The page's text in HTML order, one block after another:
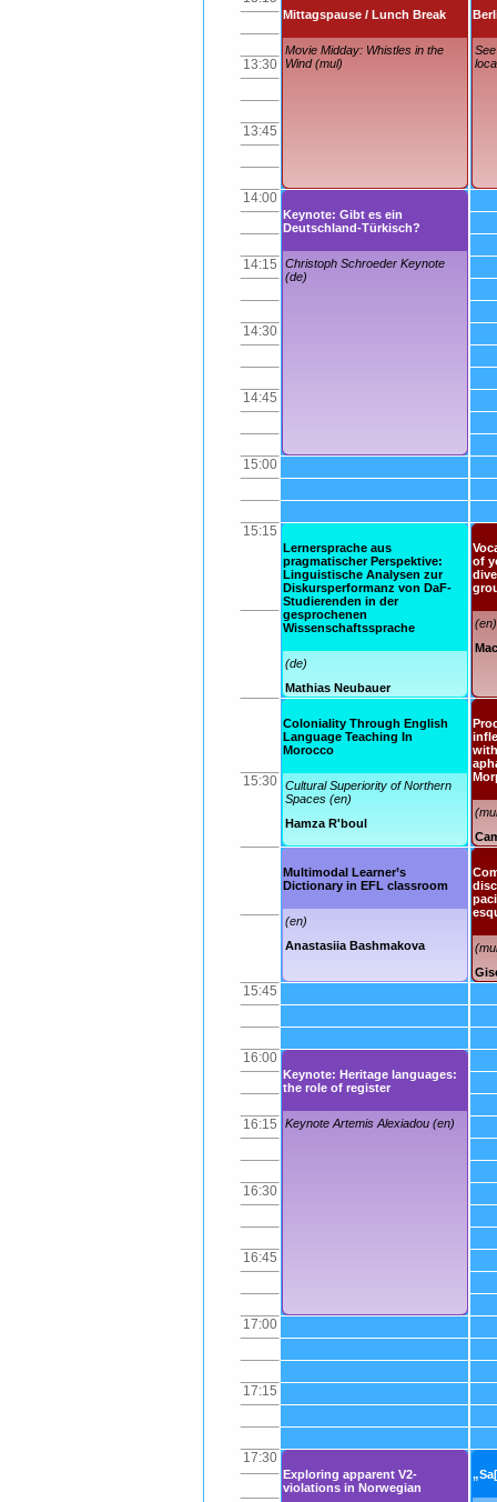
Mittagspause / Lunch Break
Movie Midday: Whistles in the
Wind (mul)
13:30
13:45
14:00
Keynote: Gibt es ein
Deutschland‐Türkisch?
Christoph Schroeder Keynote
(de)
14:15
14:30
14:45
15:00
15:15
Lernersprache aus
pragmatischer Perspektive:
Linguistische Analysen zur
Diskursperformanz von DaF-
Studierenden in der
gesprochenen
Wissenschaftssprache
(de)
Mathias Neubauer
of
(en)
Coloniality Through English
Language Teaching In
Morocco
Cultural Superiority of Northern
Spaces (en)
Hamza R'boul
15:30
Multimodal Learner’s
Dictionary in EFL classroom
(en)
Anastasiia Bashmakova
15:45
16:00
Keynote: Heritage languages:
the role of register
Keynote Artemis Alexiadou (en)
16:15
16:30
16:45
17:00
17:15
17:30
Exploring apparent V2-
violations in Norwegian